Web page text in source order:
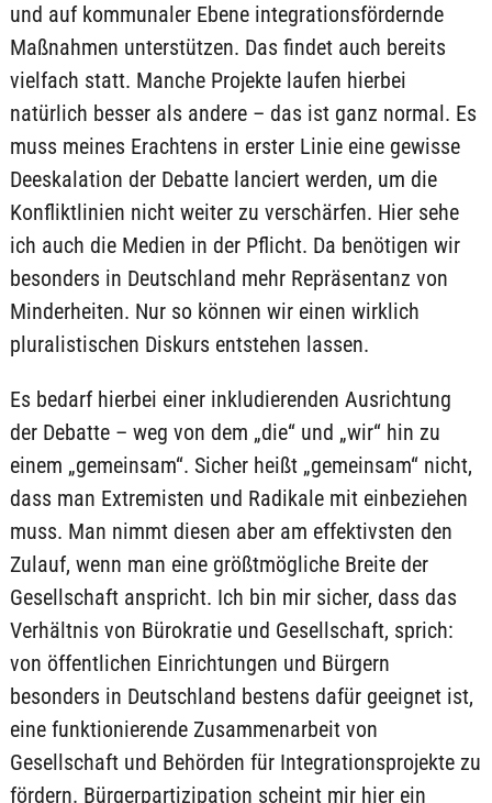
und auf kommunaler Ebene integrationsfördernde
Maßnahmen unterstützen. Das findet auch bereits
vielfach statt. Manche Projekte laufen hierbei
natürlich besser als andere – das ist ganz normal. Es
muss meines Erachtens in erster Linie eine gewisse
Deeskalation der Debatte lanciert werden, um die
Konfliktlinien nicht weiter zu verschärfen. Hier sehe
ich auch die Medien in der Pflicht. Da benötigen wir
besonders in Deutschland mehr Repräsentanz von
Minderheiten. Nur so können wir einen wirklich
pluralistischen Diskurs entstehen lassen.
Es bedarf hierbei einer inkludierenden Ausrichtung
der Debatte – weg von dem „die“ und „wir“ hin zu
einem „gemeinsam“. Sicher heißt „gemeinsam“ nicht,
dass man Extremisten und Radikale mit einbeziehen
muss. Man nimmt diesen aber am effektivsten den
Zulauf, wenn man eine größtmögliche Breite der
Gesellschaft anspricht. Ich bin mir sicher, dass das
Verhältnis von Bürokratie und Gesellschaft, sprich:
von öffentlichen Einrichtungen und Bürgern
besonders in Deutschland bestens dafür geeignet ist,
eine funktionierende Zusammenarbeit von
Gesellschaft und Behörden für Integrationsprojekte zu
fördern. Bürgerpartizipation scheint mir hier ein